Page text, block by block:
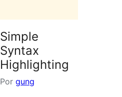
Simple
Syntax
Highlighting
Por gung